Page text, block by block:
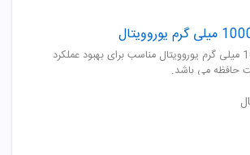
کپسول گلایسین 1000 میلی گرم یوروویتال مناسب برای بهبود عملکرد
حافظه می باشد.